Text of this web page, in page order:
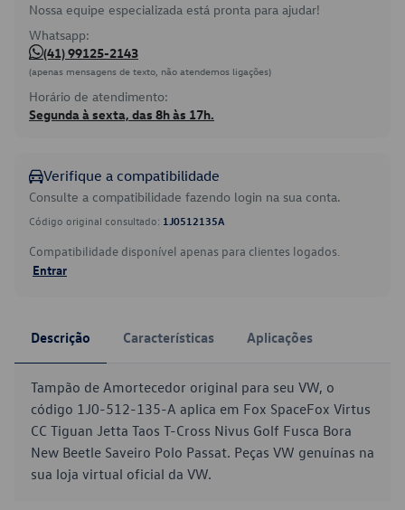
Nossa equipe especializada está pronta para ajudar!
Whatsapp:
(41) 99125-2143
(apenas mensagens de texto, não atendemos ligações)
Horário de atendimento:
Segunda à sexta, das 8h às 17h.
Verifique a compatibilidade
Consulte a compatibilidade fazendo login na sua conta.
Código original consultado: 1J0512135A
Compatibilidade disponível apenas para clientes logados.
Entrar
Descrição Características Aplicações
Tampão de Amortecedor original para seu VW, o
código 1J0-512-135-A aplica em Fox SpaceFox Virtus
CC Tiguan Jetta Taos T-Cross Nivus Golf Fusca Bora
New Beetle Saveiro Polo Passat. Peças VW genuínas na
sua loja virtual oficial da VW.